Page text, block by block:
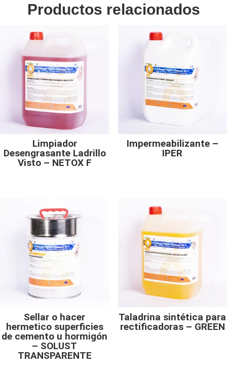
Productos relacionados
Limpiador
Desengrasante Ladrillo
Visto – NETOX F
Impermeabilizante –
IPER
Sellar o hacer
hermetico superficies
de cemento u hormigón
– SOLUST
TRANSPARENTE
Taladrina sintética para
rectificadoras – GREEN